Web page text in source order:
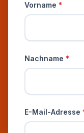
Vorname *
Nachname *
E-Mail-Adresse